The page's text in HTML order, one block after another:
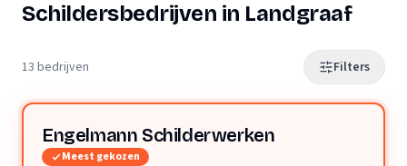
Schildersbedrijven in Landgraaf
13 bedrijven Filters
Engelmann Schilderwerken
Meest gekozen